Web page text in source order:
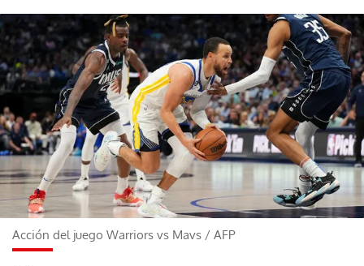
Acción del juego Warriors vs Mavs / AFP